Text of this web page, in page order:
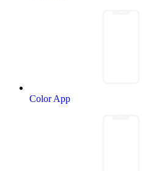
Color App